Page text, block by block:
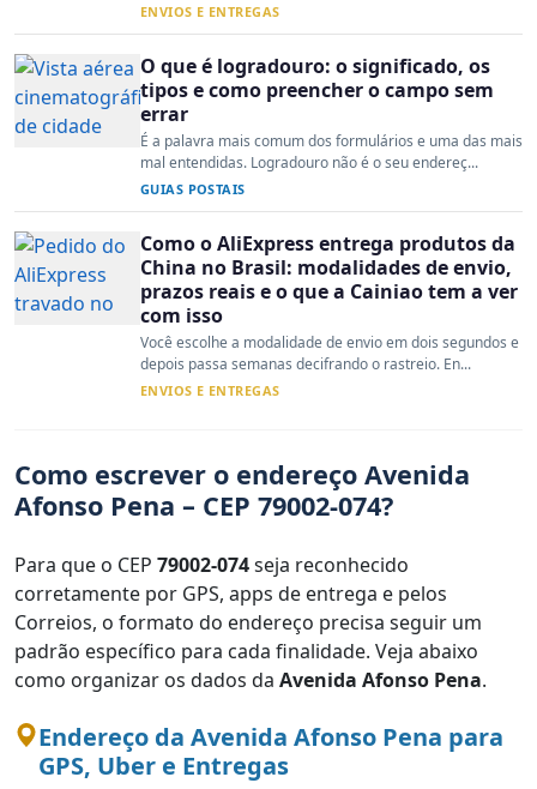
ENVIOS E ENTREGAS
O que é logradouro: o significado, os
tipos e como preencher o campo sem
errar
É a palavra mais comum dos formulários e uma das mais
mal entendidas. Logradouro não é o seu endereç...
GUIAS POSTAIS
Como o AliExpress entrega produtos da
China no Brasil: modalidades de envio,
prazos reais e o que a Cainiao tem a ver
com isso
Você escolhe a modalidade de envio em dois segundos e
depois passa semanas decifrando o rastreio. En...
ENVIOS E ENTREGAS
Como escrever o endereço Avenida
Afonso Pena – CEP 79002-074?
Para que o CEP 79002-074seja reconhecido
corretamente por GPS, apps de entrega e pelos
Correios, o formato do endereço precisa seguir um
padrão específico para cada finalidade. Veja abaixo
como organizar os dados da Avenida Afonso Pena.
Endereço da Avenida Afonso Pena para
GPS, Uber e Entregas